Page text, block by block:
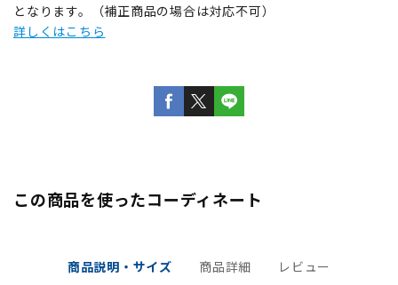
となります。（補正商品の場合は対応不可）
詳しくはこちら
この商品を使ったコーディネート
商品説明・サイズ 商品詳細 レビュー